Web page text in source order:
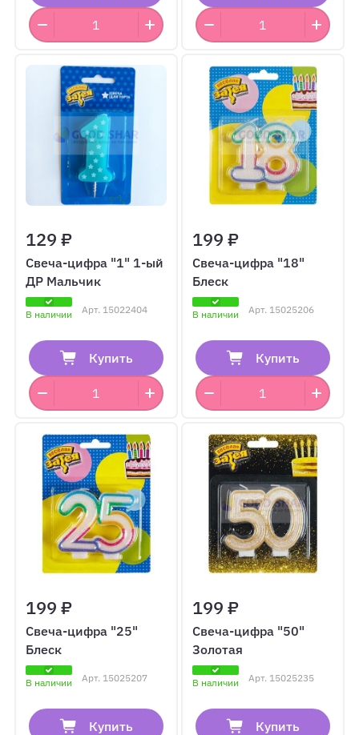
129 ₽
Свеча-цифра "1" 1-ый
ДР Мальчик
В наличии Арт. 15022404
Купить
199 ₽
Свеча-цифра "18"
Блеск
В наличии Арт. 15025206
Купить
199 ₽
Свеча-цифра "25"
Блеск
В наличии Арт. 15025207
Купить
199 ₽
Свеча-цифра "50"
Золотая
В наличии Арт. 15025235
Купить